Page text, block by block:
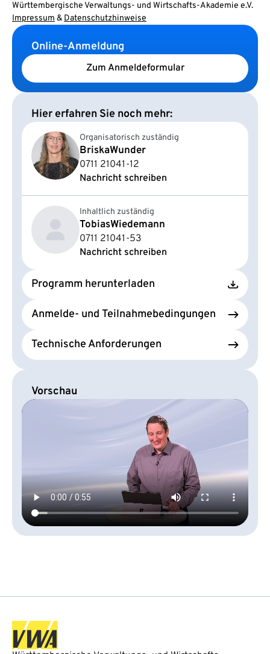
Württembergische Verwaltungs- und Wirtschafts-Akademie e.V.
Impressum & Datenschutzhinweise
Online-Anmeldung
Zum Anmeldeformular
Hier erfahren Sie noch mehr:
Organisatorisch zuständig
BriskaWunder
0711 21041-12
Nachricht schreiben
Inhaltlich zuständig
TobiasWiedemann
0711 21041-53
Nachricht schreiben
Programm herunterladen
Anmelde- und Teilnahmebedingungen
Technische Anforderungen
Vorschau